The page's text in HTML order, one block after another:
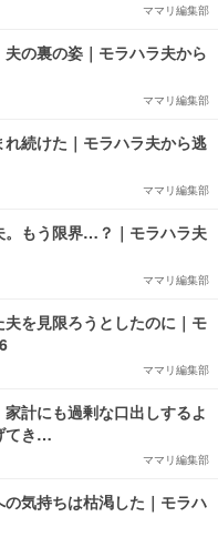
ママリ編集部
の裏の姿｜モラハラ夫から
ママリ編集部
れ続けた｜モラハラ夫から逃
ママリ編集部
。もう限界…？｜モラハラ夫
ママリ編集部
を見限ろうとしたのに｜モ
ママリ編集部
計にも過剰な口出しするよ
てき…
ママリ編集部
気持ちは枯渇した｜モラハ